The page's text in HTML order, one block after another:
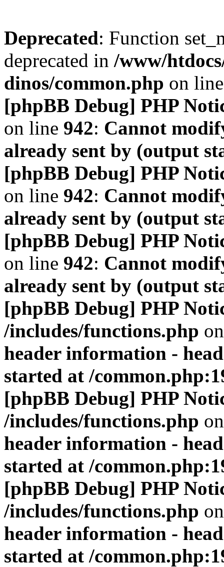
Deprecated: Function
deprecated in /www/
dinos/common.php on
[phpBB Debug] PHP
on line 942: Cannot
already sent by (output
[phpBB Debug] PHP
on line 942: Cannot
already sent by (output
[phpBB Debug] PHP
on line 942: Cannot
already sent by (output
[phpBB Debug] PHP
/includes/functions.php
header information -
started at /
[phpBB Debug] PHP
/includes/functions.php
header information -
started at /
[phpBB Debug] PHP
/includes/functions.php
header information -
started at /